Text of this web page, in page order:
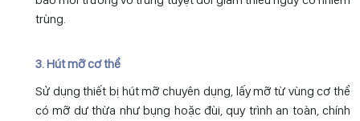
trùng.
3. Hút mỡ cơ thể
Sử dụng thiết bị hút mỡ chuyên dụng, lấy mỡ từ vùng cơ thể
có mỡ dư thừa như bụng hoặc đùi, quy trình an toàn, chính